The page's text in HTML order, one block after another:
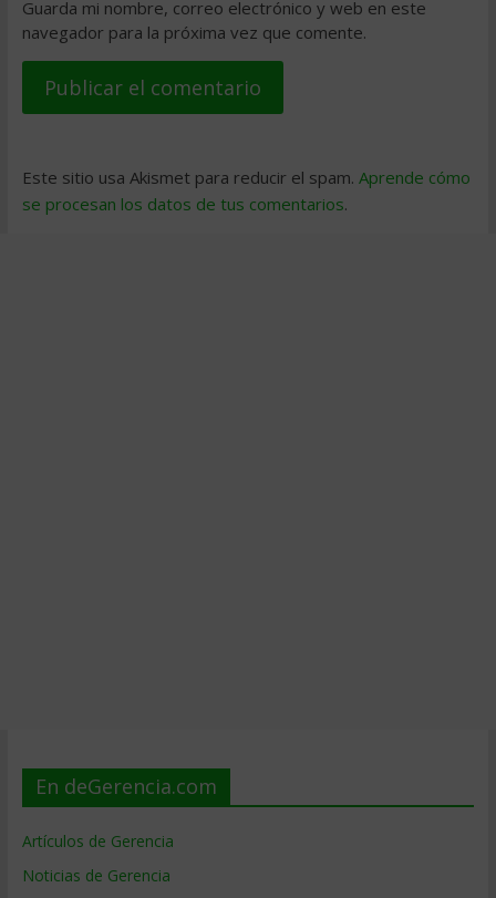
Guarda mi nombre, correo electrónico y web en este
navegador para la próxima vez que comente.
Este sitio usa Akismet para reducir el spam. Aprende cómo
se procesan los datos de tus comentarios.
En deGerencia.com
Artículos de Gerencia
Noticias de Gerencia